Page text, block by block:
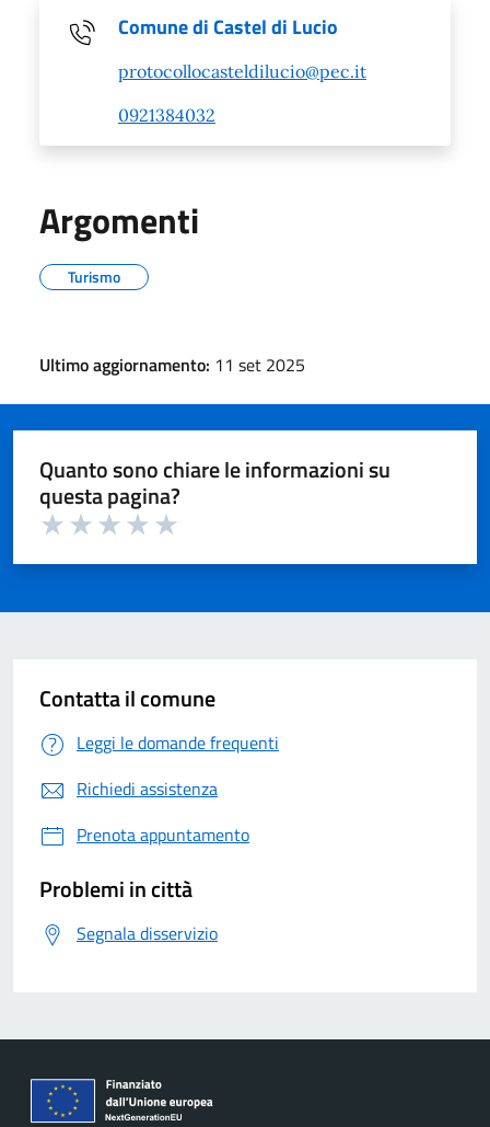
Comune di Castel di Lucio
protocollocasteldilucio@pec.it
0921384032
Argomenti
Turismo
Ultimo aggiornamento: 11 set 2025
Quanto sono chiare le informazioni su
questa pagina?
Contatta il comune
Leggi le domande frequenti
Richiedi assistenza
Prenota appuntamento
Problemi in città
Segnala disservizio